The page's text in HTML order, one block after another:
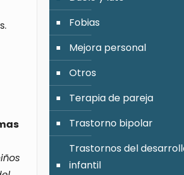
Fobias
Mejora personal
Otros
Terapia de pareja
Trastorno bipolar
Trastornos del
infantil